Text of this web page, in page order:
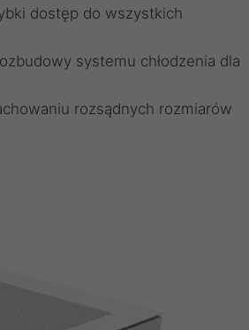
dostęp do wszystkich
systemu chłodzenia dla
rozsądnych rozmiarów